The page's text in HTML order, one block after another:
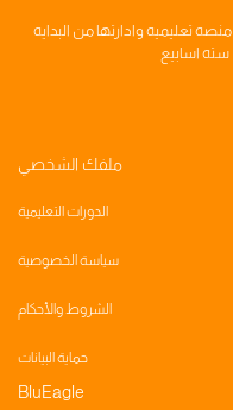
منصه تعليميه وادارتها من البدايه
سته اسابيع
ملفك الشخصي
الدورات التعليمية
سياسة الخصوصية
الشروط والأحكام
حماية البيانات
BluEagle